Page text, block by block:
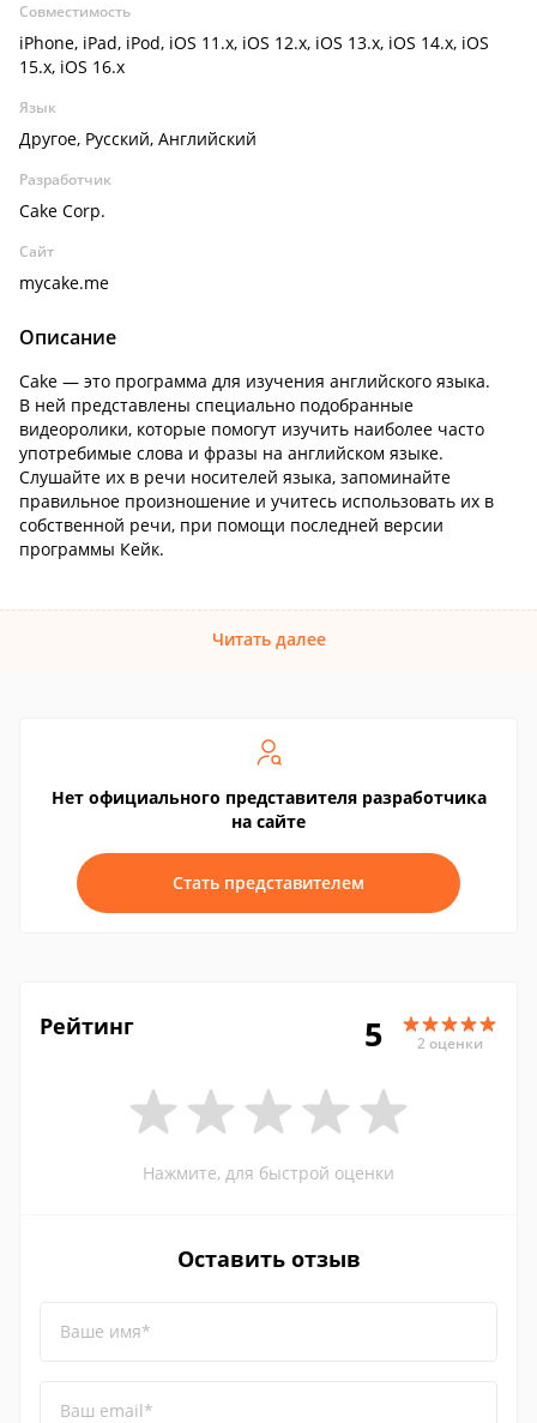
Совместимость
iPhone, iPad, iPod, iOS 11.x, iOS 12.x, iOS 13.x, iOS 14.x, iOS
15.x, iOS 16.x
Язык
Другое, Русский, Английский
Разработчик
Cake Corp.
Сайт
mycake.me
Описание
Cake — это программа для изучения английского языка.
В ней представлены специально подобранные
видеоролики, которые помогут изучить наиболее часто
употребимые слова и фразы на английском языке.
Слушайте их в речи носителей языка, запоминайте
правильное произношение и учитесь использовать их в
собственной речи, при помощи последней версии
программы Кейк.
Читать далее
Нет официального представителя разработчика
на сайте
Стать представителем
Рейтинг 5 2 оценки
Нажмите, для быстрой оценки
Оставить отзыв
Ваше имя*
Ваш email*